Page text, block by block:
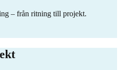
– från ritning till projekt.